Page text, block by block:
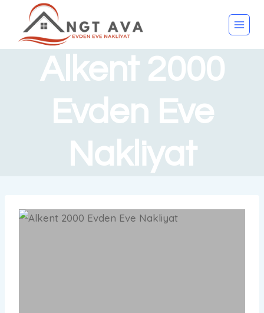
Alkent 2000
Evden Eve
Nakliyat